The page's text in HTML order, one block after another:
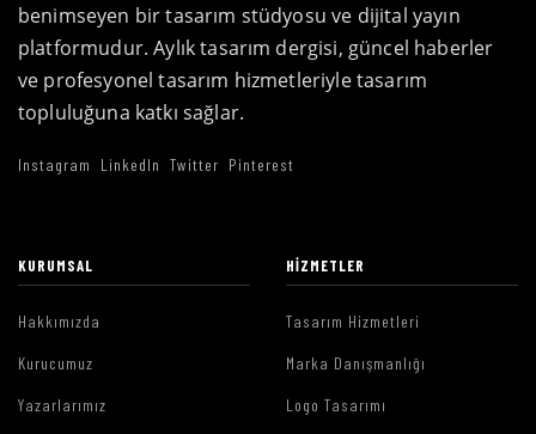
benimseyen bir tasarım stüdyosu ve dijital yayın
platformudur. Aylık tasarım dergisi, güncel haberler
ve profesyonel tasarım hizmetleriyle tasarım
topluluğuna katkı sağlar.
Instagram LinkedIn Twitter Pinterest
KURUMSAL
Hakkımızda
Kurucumuz
Yazarlarımız
HIZMETLER
Tasarım Hizmetleri
Marka Danışmanlığı
Logo Tasarımı